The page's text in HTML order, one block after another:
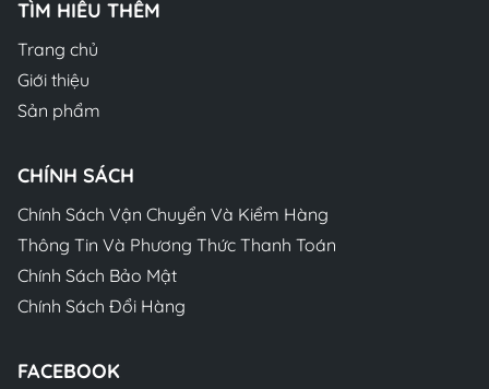
TÌM HIỂU THÊM
Trang chủ
Giới thiệu
Sản phẩm
CHÍNH SÁCH
Chính Sách Vận Chuyển Và Kiểm Hàng
Thông Tin Và Phương Thức Thanh Toán
Chính Sách Bảo Mật
Chính Sách Đổi Hàng
FACEBOOK